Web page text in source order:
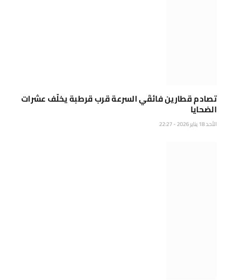
تصادم قطارين فائقَي السرعة قرب قرطبة يخلّف عشرات
الضحايا
الأحد 18 يناير 2026 - 22:27